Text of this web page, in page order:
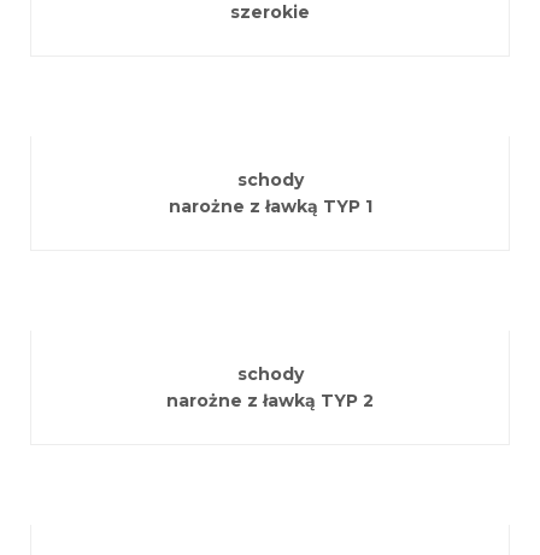
szerokie
schody
narożne z ławką TYP 1
schody
narożne z ławką TYP 2